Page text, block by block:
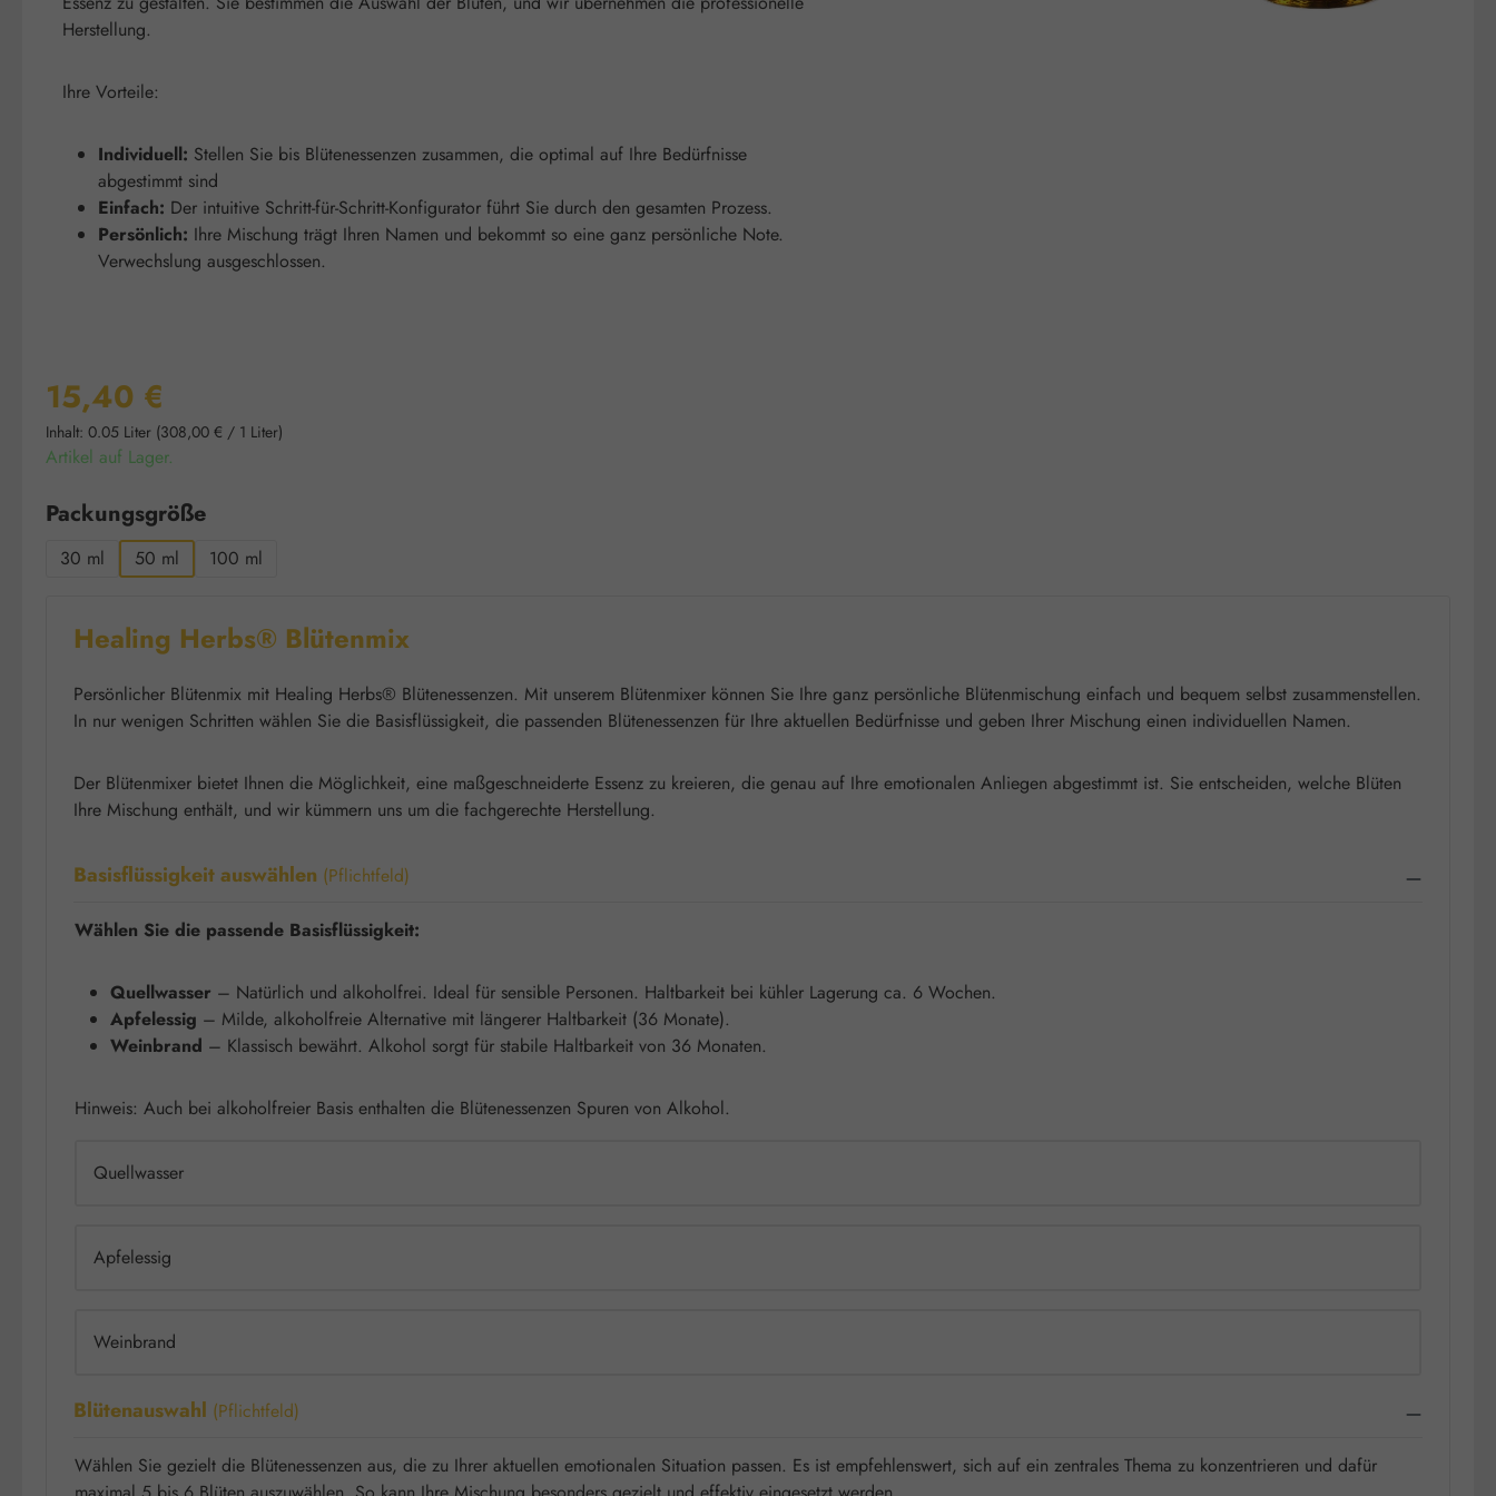
Herstellung.
Ihre Vorteile:
Individuell: Stellen Sie bis Blütenessenzen zusammen, die optimal auf Ihre Bedürfnisse
abgestimmt sind
Einfach: Der intuitive Schritt-für-Schritt-Konfigurator führt Sie durch den gesamten Prozess.
Persönlich: Ihre Mischung trägt Ihren Namen und bekommt so eine ganz persönliche Note.
Verwechslung ausgeschlossen.
Regulärer Preis:
15,40 €
Inhalt: 0.05 Liter (308,00 € / 1 Liter)
Artikel auf Lager.
Packungsgrößeauswählen
30 ml 50 ml 100 ml
Healing Herbs® Blütenmix
Persönlicher Blütenmix mit Healing Herbs® Blütenessenzen. Mit unserem Blütenmixer können Sie Ihre ganz persönliche Blütenmischung einfach und bequem selbst zusammenstellen.
In nur wenigen Schritten wählen Sie die Basisflüssigkeit, die passenden Blütenessenzen für Ihre aktuellen Bedürfnisse und geben Ihrer Mischung einen individuellen Namen.
Der Blütenmixer bietet Ihnen die Möglichkeit, eine maßgeschneiderte Essenz zu kreieren, die genau auf Ihre emotionalen Anliegen abgestimmt ist. Sie entscheiden, welche Blüten
Ihre Mischung enthält, und wir kümmern uns um die fachgerechte Herstellung.
Basisflüssigkeit auswählen (Pflichtfeld)
Wählen Sie die passende Basisflüssigkeit:
Quellwasser – Natürlich und alkoholfrei. Ideal für sensible Personen. Haltbarkeit bei kühler Lagerung ca. 6 Wochen.
Apfelessig – Milde, alkoholfreie Alternative mit längerer Haltbarkeit (36 Monate).
Weinbrand – Klassisch bewährt. Alkohol sorgt für stabile Haltbarkeit von 36 Monaten.
Hinweis: Auch bei alkoholfreier Basis enthalten die Blütenessenzen Spuren von Alkohol.
Quellwasser
Apfelessig
Weinbrand
Blütenauswahl (Pflichtfeld)
Wählen Sie gezielt die Blütenessenzen aus, die zu Ihrer aktuellen emotionalen Situation passen. Es ist empfehlenswert, sich auf ein zentrales Thema zu konzentrieren und dafür